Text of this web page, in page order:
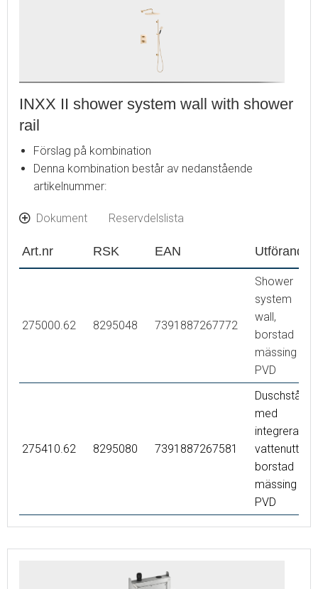
INXX II shower system wall with shower
rail
Förslag på kombination
Denna kombination består av nedanstående
artikelnummer:
Dokument Reservdelslista
Art.nr RSK EAN Utförande
275000.62 8295048 7391887267772
Shower
system
wall,
borstad
mässing
PVD
275410.62 8295080 7391887267581
Duschstång
med
integrerat
vattenuttag,
borstad
mässing
PVD